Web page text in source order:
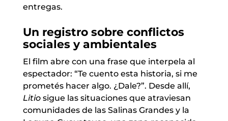
entregas.
Un registro sobre conflictos
sociales y ambientales
El film abre con una frase que interpela al
espectador: “Te cuento esta historia, si me
prometés hacer algo. ¿Dale?”. Desde allí,
Litiosigue las situaciones que atraviesan
comunidades de las Salinas Grandes y la